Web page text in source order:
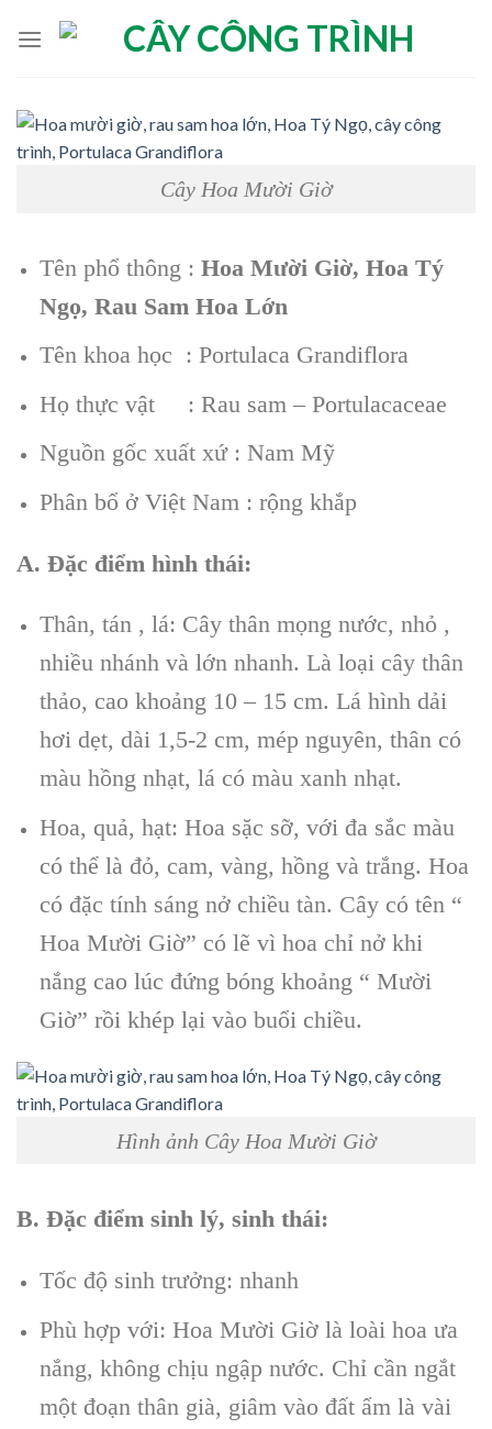
Cây Hoa Mười Giờ
Tên phổ thông : Hoa Mười Giờ, Hoa Tý
Ngọ, Rau Sam Hoa Lớn
Tên khoa học : Portulaca Grandiflora
Họ thực vật : Rau sam – Portulacaceae
Nguồn gốc xuất xứ : Nam Mỹ
Phân bổ ở Việt Nam : rộng khắp
A. Đặc điểm hình thái:
Thân, tán , lá: Cây thân mọng nước, nhỏ ,
nhiều nhánh và lớn nhanh. Là loại cây thân
thảo, cao khoảng 10 – 15 cm. Lá hình dải
hơi dẹt, dài 1,5-2 cm, mép nguyên, thân có
màu hồng nhạt, lá có màu xanh nhạt.
Hoa, quả, hạt: Hoa sặc sỡ, với đa sắc màu
có thể là đỏ, cam, vàng, hồng và trắng. Hoa
có đặc tính sáng nở chiều tàn. Cây có tên “
Hoa Mười Giờ” có lẽ vì hoa chỉ nở khi
nắng cao lúc đứng bóng khoảng “ Mười
Giờ” rồi khép lại vào buổi chiều.
Hình ảnh Cây Hoa Mười Giờ
B. Đặc điểm sinh lý, sinh thái:
Tốc độ sinh trưởng: nhanh
Phù hợp với: Hoa Mười Giờ là loài hoa ưa
nắng, không chịu ngập nước. Chỉ cần ngắt
một đoạn thân già, giâm vào đất ẩm là vài